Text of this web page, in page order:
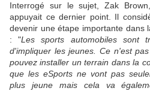
Interrogé sur le sujet, Zak
appuyait ce dernier point. Il
devenir une étape importante dans
: "Les sports automobiles sont
d'impliquer les jeunes. Ce n'est
pouvez installer un terrain dans la
que les eSports ne vont pas
plus jeune mais cela va